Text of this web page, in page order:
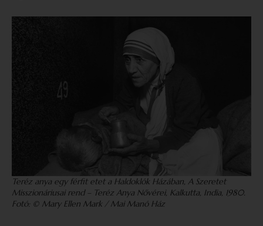
Teréz anya egy férfit etet a Haldoklók Házában, A Szeretet
Misszionáriusai rend – Teréz Anya Nővérei, Kalkutta, India, 1980.
Fotó: © Mary Ellen Mark / Mai Manó Ház